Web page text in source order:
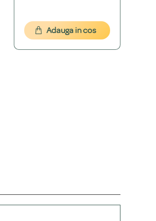
de a produce bijuteria.
+
direct în pagina produsului.
Adauga in cos